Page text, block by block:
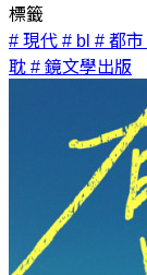
標籤
# 現代 # bl # 都市
耽 # 鏡文學出版